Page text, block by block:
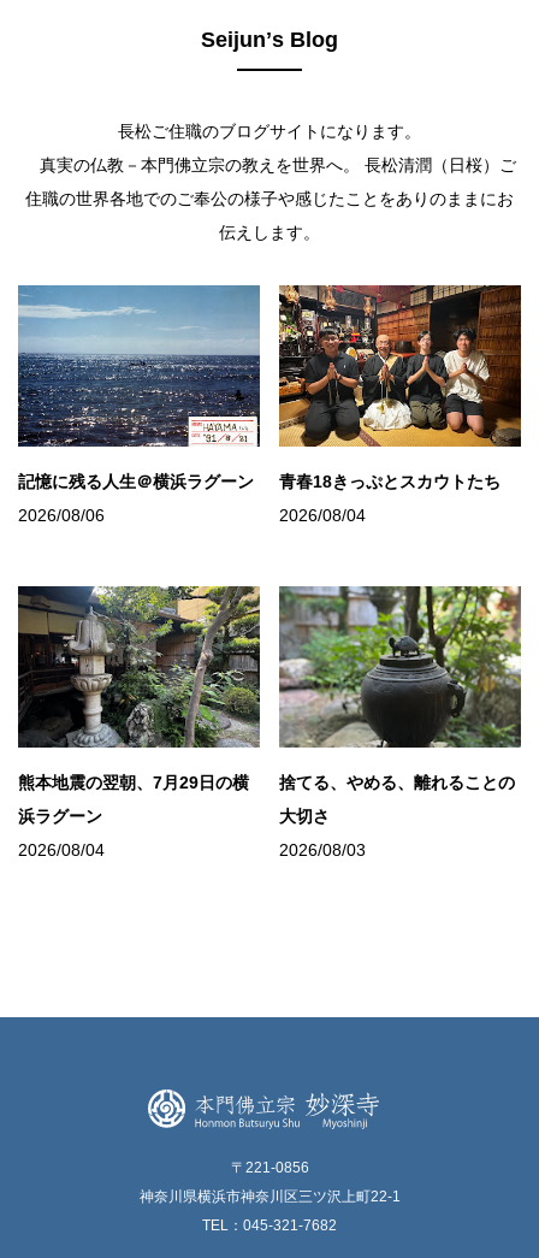
Seijunʼs Blog
長松ご住職のブログサイトになります。
真実の仏教－本門佛立宗の教えを世界へ。 長松清潤（日桜）ご
住職の世界各地でのご奉公の様子や感じたことをありのままにお
伝えします。
記憶に残る人生＠横浜ラグーン
2026/08/06
青春18きっぷとスカウトたち
2026/08/04
熊本地震の翌朝、7月29日の横
浜ラグーン
2026/08/04
捨てる、やめる、離れることの
大切さ
2026/08/03
〒221-0856
神奈川県横浜市神奈川区三ツ沢上町22-1
TEL：045-321-7682